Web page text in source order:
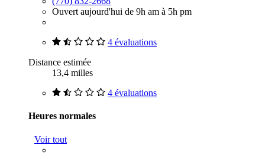
Ouvert aujourd'hui de 9h am à 5h pm
4 évaluations
Distance estimée
13,4 milles
4 évaluations
Heures normales
Voir tout